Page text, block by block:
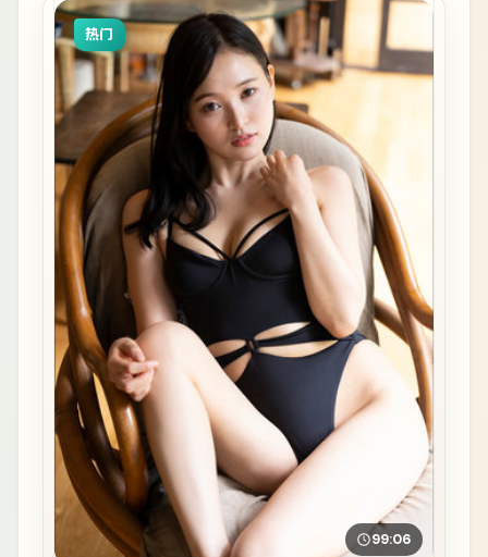
热门
99:06